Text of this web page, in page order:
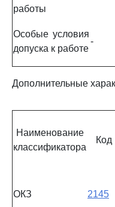
работы
Особые условия
допуска к работе
-
Дополнительные
Наименование
классификатора
Код
ОКЗ 2145